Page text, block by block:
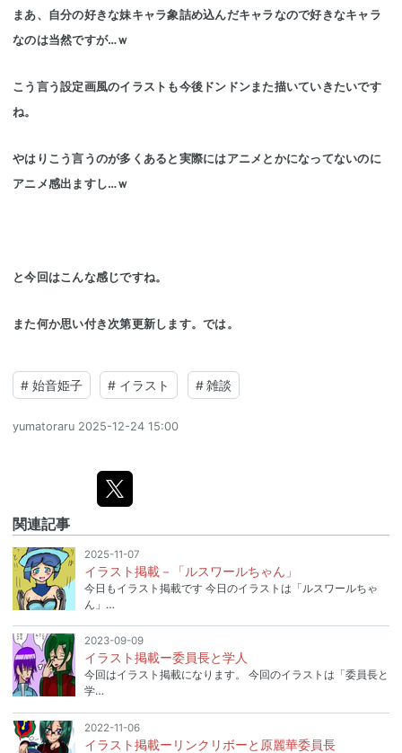
まあ、自分の好きな妹キャラ象詰め込んだキャラなので好きなキャラ
なのは当然ですが…ｗ
こう言う設定画風のイラストも今後ドンドンまた描いていきたいです
ね。
やはりこう言うのが多くあると実際にはアニメとかになってないのに
アニメ感出ますし…ｗ
と今回はこんな感じですね。
また何か思い付き次第更新します。では。
# 始音姫子 # イラスト # 雑談
yumatoraru 2025-12-24 15:00
関連記事
2025-11-07
イラスト掲載－「ルスワールちゃん」
今日もイラスト掲載です 今日のイラストは「ルスワールちゃ
ん」…
2023-09-09
イラスト掲載ー委員長と学人
今回はイラスト掲載になります。 今回のイラストは「委員長と
学…
2022-11-06
イラスト掲載ーリンクリボーと原麗華委員長